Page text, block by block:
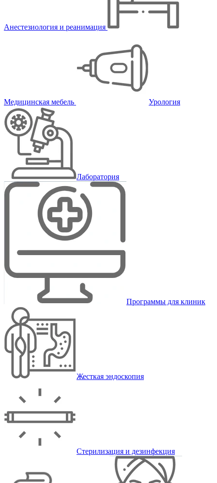
Анестезиология и реанимация
Медицинская мебель Урология
Лаборатория
Программы для клиник
Жесткая эндоскопия
Стерилизация и дезинфекция